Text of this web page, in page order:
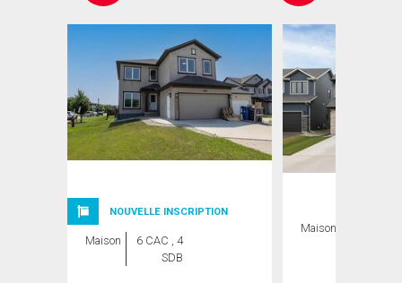
NOUVELLE INSCRIPTION
Maison
6 CAC , 4
SDB
Maison